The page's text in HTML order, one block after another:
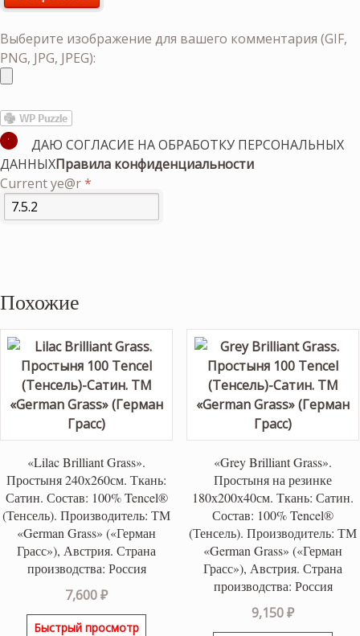
Выберите изображение для вашего комментария (GIF,
PNG, JPG, JPEG):
ДАЮ СОГЛАСИЕ НА ОБРАБОТКУ ПЕРСОНАЛЬНЫХ
ДАННЫХПравила конфиденциальности
Current ye@r*
Похожие
«Lilac Brilliant Grass».
Простыня 240х260см. Ткань:
Сатин. Состав: 100% Tencel®
(Тенсель). Производитель: ТМ
«German Grass» («Герман
Грасс»), Австрия. Страна
производства: Россия
7,600₽
Быстрый просмотр
«Grey Brilliant Grass».
Простыня на резинке
180х200х40см. Ткань: Сатин.
Состав: 100% Tencel®
(Тенсель). Производитель: ТМ
«German Grass» («Герман
Грасс»), Австрия. Страна
производства: Россия
9,150₽